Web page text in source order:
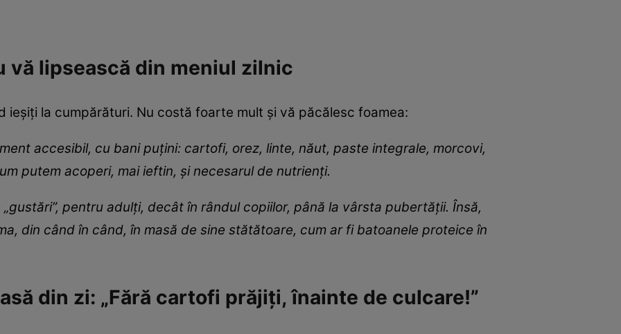
vă lipsească din meniul zilnic
ieșiți la cumpărături. Nu costă foarte mult și vă păcălesc foamea:
accesibil, cu bani puțini: cartofi, orez, linte, năut, paste integrale, morcovi,
putem acoperi, mai ieftin, și necesarul de nutrienți.
pentru adulți, decât în rândul copiilor, până la vârsta pubertății. Însă,
din când în când, în masă de sine stătătoare, cum ar fi batoanele proteice în
din zi: „Fără cartofi prăjiți, înainte de culcare!”